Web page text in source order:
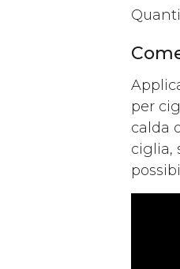
per
calda
ciglia,